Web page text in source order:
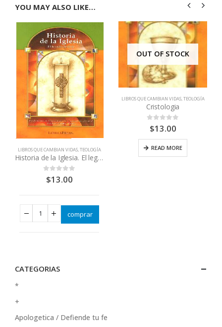
YOU MAY ALSO LIKE…
LIBROS QUE CAMBIAN VIDAS,TEOLOGÍA
Historia de la Iglesia. El legado de la fe
out of 5
$13.00
comprar
OUT OF STOCK
LIBROS QUE CAMBIAN VIDAS,TEOLOGÍA
Cristologia
out of 5
$13.00
READ MORE
CATEGORIAS
*
+
Apologetica / Defiende tu fe